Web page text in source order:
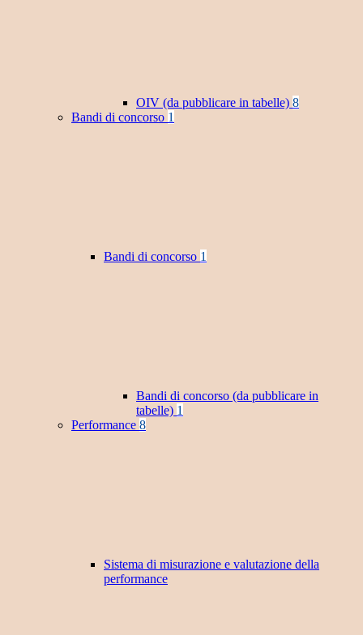
OIV (da pubblicare in tabelle) 8
Bandi di concorso 1
Bandi di concorso 1
Bandi di concorso (da pubblicare in
tabelle) 1
Performance 8
Sistema di misurazione e valutazione della
performance